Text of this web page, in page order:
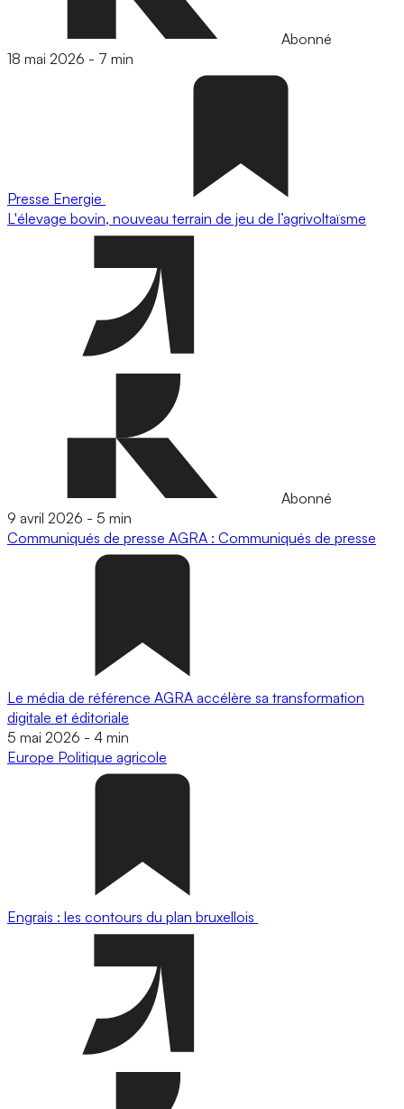
Abonné
18 mai 2026 - 7 min
Presse Energie
L'élevage bovin, nouveau terrain de jeu de l’agrivoltaïsme
Abonné
9 avril 2026 - 5 min
Communiqués de presse AGRA : Communiqués de presse
Le média de référence AGRA accélère sa transformation
digitale et éditoriale
5 mai 2026 - 4 min
Europe Politique agricole
Engrais : les contours du plan bruxellois